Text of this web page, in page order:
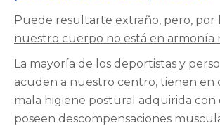
Puede resultarte extraño, pero, por
nuestro cuerpo no está en armonía
La mayoría de los deportistas y
acuden a nuestro centro, tienen en
mala higiene postural adquirida con
poseen descompensaciones